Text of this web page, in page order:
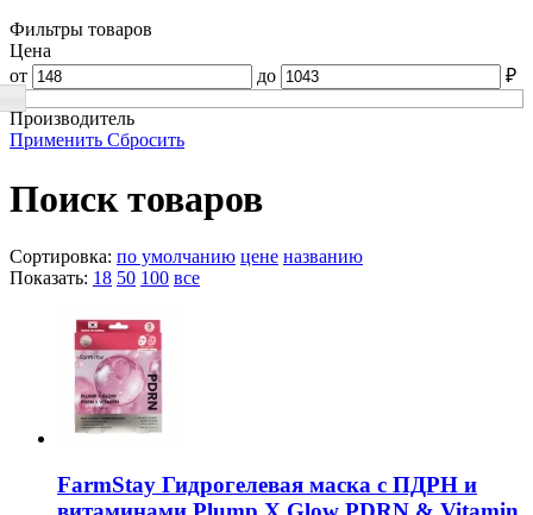
Фильтры товаров
Цена
от
до ₽
Производитель
Применить Сбросить
Поиск товаров
Сортировка: по умолчанию цене названию
Показать: 18 50 100 все
FarmStay Гидрогелевая маска с ПДРН и